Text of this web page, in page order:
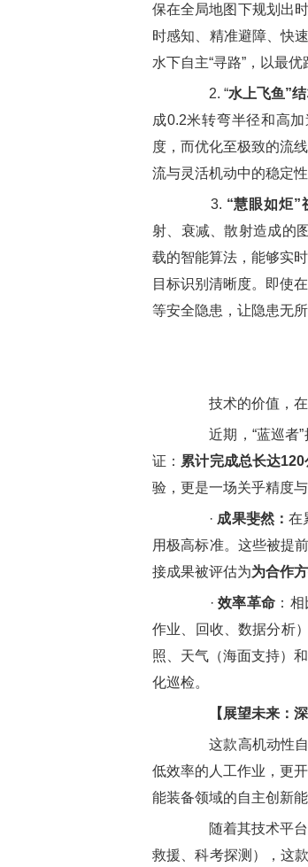
保在全局地图下规划出
时感知、精准避障、快
水下自主“寻路”，以最
2. “水上飞鱼”
成0.2米转弯半径和高
度，而优化至极致的流
流与灵活机动中的稳定
3. “慧眼如炬”
射、衰减、散射造成的
载的智能算法，能够实
目标识别清晰度。即使
等安全隐患，让隐患无所
技术的价值，在
近期，“蓝巡者”
证： 累计完成总长达
验，更是一场关乎精度与
· 成果斐然：在
用极高标准。这些被提
接成果被评估为为合作
·效率革命 ：
作业、回收、数据分析
照、天气（海面支持）
化巡检。
【展望未来：
这款高机动性自
低效率的人工作业，更
能装备领域的自主创新
随着其技术平台
救援、科考探测），这